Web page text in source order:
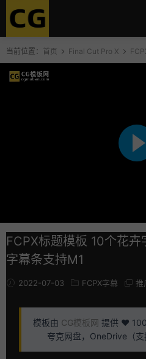
当前位置： 首页 Final Cut Pro X
FCPX标题模板 10个花
字幕条支持M1
2022-07-03 FCPX字幕 推
模板由 CG模板网 提供 ❤️
夸克网盘，OneDrive（